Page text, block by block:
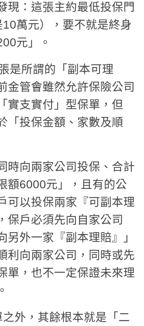
現：這張主約最低投保門
萬元），要不就是終身
元」。
是所謂的「副本可理
金管會雖然允許保險公司
實支實付」型保單，但
「投保金額、家數及順
時向兩家公司投保、合計
額6000元」，且有的公
可以投保兩家『可副本理
保戶必須先向自家公司
另外一家『副本理賠』」
利向兩家公司，同時或先
單，也不一定保證未來理
外，其餘根本就是「二